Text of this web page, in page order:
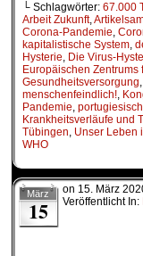
└ Schlagwörter: 67.000
Arbeit Zukunft,
Corona-Pandemie,
kapitalistische System,
Hysterie, Die Virus-
Europäischen
Gesundheitsversorgung,
menschenfeindlich!,
Pandemie,
Krankheitsverläufe und
Tübingen, Unser Leben
WHO
März
15
on 15. März
Veröffentlicht In: